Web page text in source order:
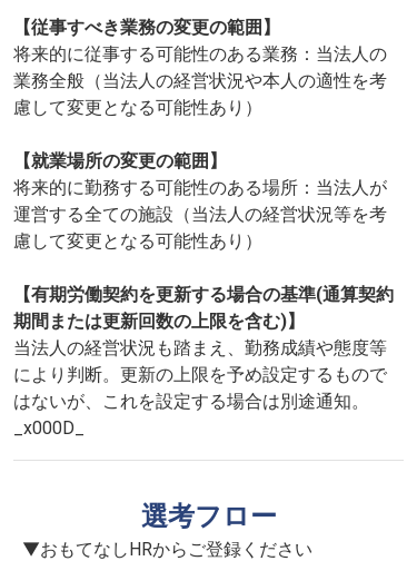
【従事すべき業務の変更の範囲】
将来的に従事する可能性のある業務：当法人の
業務全般（当法人の経営状況や本人の適性を考
慮して変更となる可能性あり）
【就業場所の変更の範囲】
将来的に勤務する可能性のある場所：当法人が
運営する全ての施設（当法人の経営状況等を考
慮して変更となる可能性あり）
【有期労働契約を更新する場合の基準(通算契約
期間または更新回数の上限を含む)】
当法人の経営状況も踏まえ、勤務成績や態度等
により判断。更新の上限を予め設定するもので
はないが、これを設定する場合は別途通知。
_x000D_
選考フロー
▼おもてなしHRからご登録ください